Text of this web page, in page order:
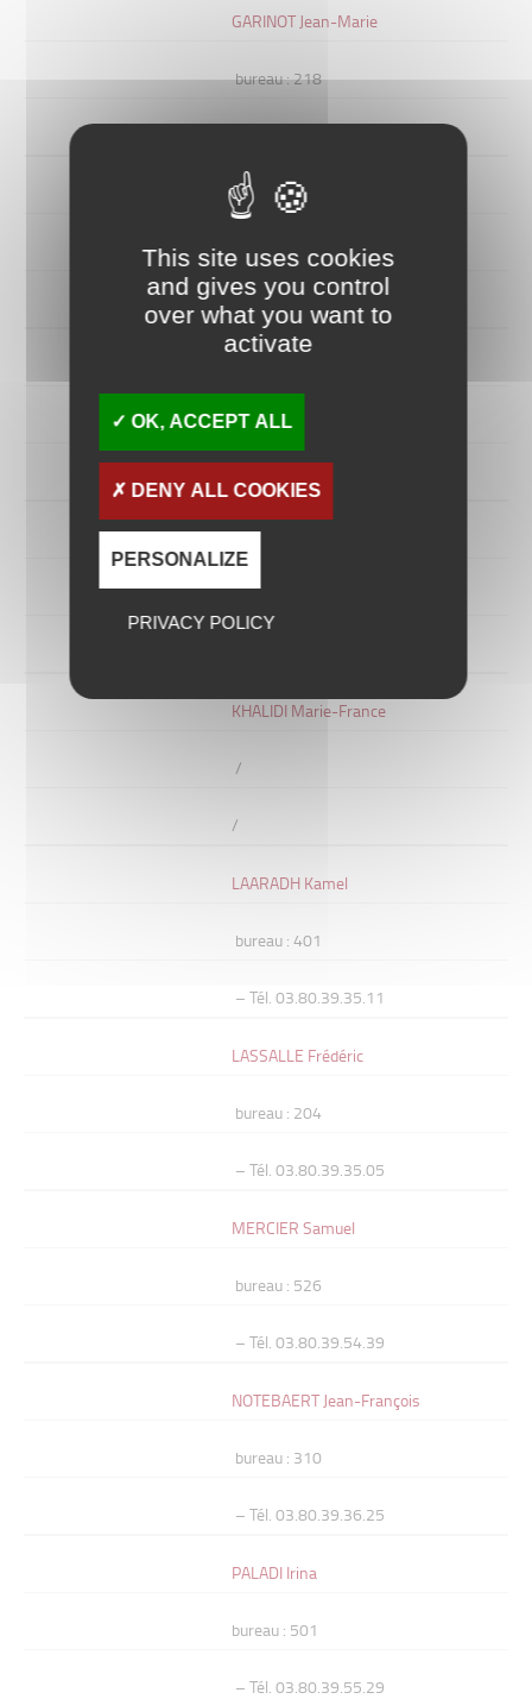
GARINOT Jean-Marie
bureau : 218
HADDADJ Slimane
202
– Tél. 03.80.39.35.04
/
– Tél. 06.23.12.30.30
HERVE Fabrice
bureau : 402
KHALIDI Marie-France
/
/
LAARADH Kamel
bureau : 401
– Tél. 03.80.39.35.11
LASSALLE Frédéric
bureau : 204
– Tél. 03.80.39.35.05
MERCIER Samuel
bureau : 526
– Tél. 03.80.39.54.39
NOTEBAERT Jean-François
bureau : 310
– Tél. 03.80.39.36.25
PALADI Irina
bureau : 501
– Tél. 03.80.39.55.29
This site uses cookies
and gives you control
over what you want to
activate
OK, ACCEPT ALL
DENY ALL COOKIES
PERSONALIZE
PRIVACY POLICY